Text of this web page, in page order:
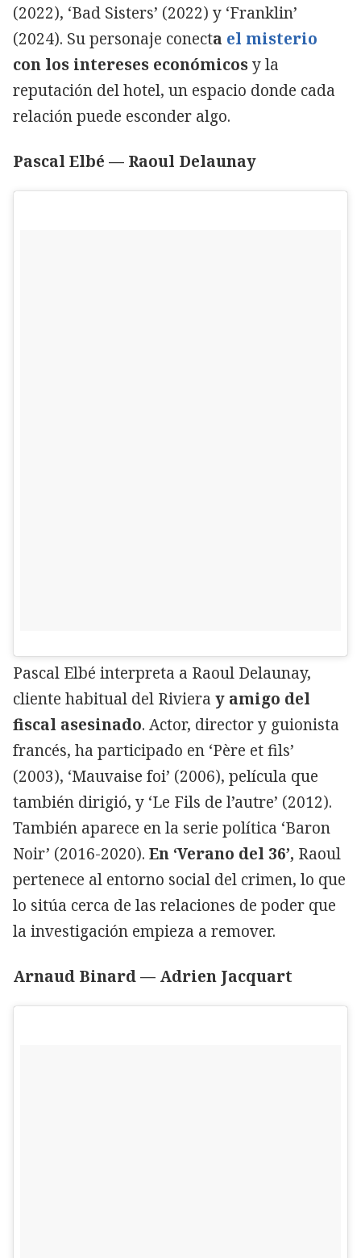
(2022), ‘Bad Sisters’ (2022) y ‘Franklin’
(2024). Su personaje conecta el misterio
con los intereses económicosy la
reputación del hotel, un espacio donde cada
relación puede esconder algo.
Pascal Elbé — Raoul Delaunay
Pascal Elbé interpreta a Raoul Delaunay,
cliente habitual del Riviera y amigo del
fiscal asesinado. Actor, director y guionista
francés, ha participado en ‘Père et fils’
(2003), ‘Mauvaise foi’ (2006), película que
también dirigió, y ‘Le Fils de l’autre’ (2012).
También aparece en la serie política ‘Baron
Noir’ (2016-2020). En ‘Verano del 36’, Raoul
pertenece al entorno social del crimen, lo que
lo sitúa cerca de las relaciones de poder que
la investigación empieza a remover.
Arnaud Binard — Adrien Jacquart